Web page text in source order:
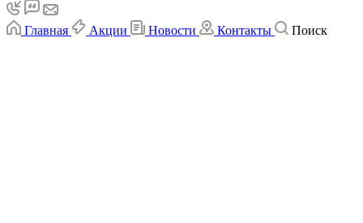
Главная Акции Новости Контакты Поиск